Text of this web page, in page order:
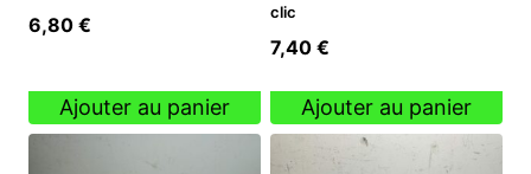
6,80 €
Ajouter au panier
clic
7,40 €
Ajouter au panier